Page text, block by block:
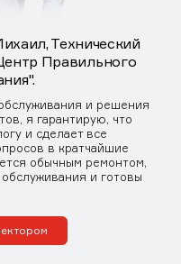
Технический
Правильного
и решения
я гарантирую, что
и сделает все
в кратчайшие
обычным ремонтом,
и готовы